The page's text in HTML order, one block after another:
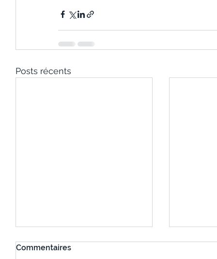
Posts récents
Commentaires